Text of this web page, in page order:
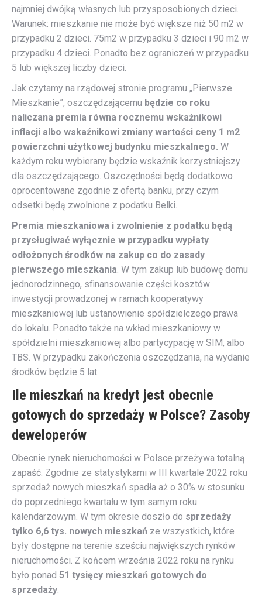
najmniej dwójką własnych lub przysposobionych dzieci.
Warunek: mieszkanie nie może być większe niż 50 m2 w
przypadku 2 dzieci. 75m2 w przypadku 3 dzieci i 90 m2 w
przypadku 4 dzieci. Ponadto bez ograniczeń w przypadku
5 lub większej liczby dzieci.
Jak czytamy na rządowej stronie programu „Pierwsze
Mieszkanie”, oszczędzającemu będzie co roku
naliczana premia równa rocznemu wskaźnikowi
inflacji albo wskaźnikowi zmiany wartości ceny 1 m2
powierzchni użytkowej budynku mieszkalnego. W
każdym roku wybierany będzie wskaźnik korzystniejszy
dla oszczędzającego. Oszczędności będą dodatkowo
oprocentowane zgodnie z ofertą banku, przy czym
odsetki będą zwolnione z podatku Belki.
Premia mieszkaniowa i zwolnienie z podatku będą
przysługiwać wyłącznie w przypadku wypłaty
odłożonych środków na zakup co do zasady
pierwszego mieszkania. W tym zakup lub budowę domu
jednorodzinnego, sfinansowanie części kosztów
inwestycji prowadzonej w ramach kooperatywy
mieszkaniowej lub ustanowienie spółdzielczego prawa
do lokalu. Ponadto także na wkład mieszkaniowy w
spółdzielni mieszkaniowej albo partycypację w SIM, albo
TBS. W przypadku zakończenia oszczędzania, na wydanie
środków będzie 5 lat.
Ile mieszkań na kredyt jest obecnie
gotowych do sprzedaży w Polsce? Zasoby
deweloperów
Obecnie rynek nieruchomości w Polsce przeżywa totalną
zapaść. Zgodnie ze statystykami w III kwartale 2022 roku
sprzedaż nowych mieszkań spadła aż o 30% w stosunku
do poprzedniego kwartału w tym samym roku
kalendarzowym. W tym okresie doszło do sprzedaży
tylko 6,6 tys. nowych mieszkań ze wszystkich, które
były dostępne na terenie sześciu największych rynków
nieruchomości. Z końcem września 2022 roku na rynku
było ponad 51 tysięcy mieszkań gotowych do
sprzedaży.